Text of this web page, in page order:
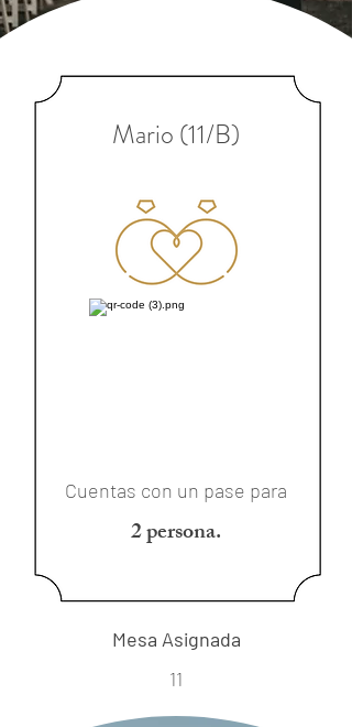
Mario (11/B)
Cuentas con un pase para
2 persona.
Mesa Asignada
11